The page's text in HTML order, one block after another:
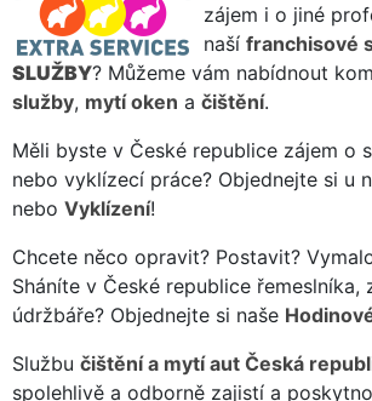
zájem i o jiné
naší franchisové
SLUŽBY? Můžeme vám nabídnout
služby, mytí oken a čištění.
Měli byste v České republice zájem o
nebo vyklízecí práce? Objednejte si u
nebo Vyklízení!
Chcete něco opravit? Postavit?
Sháníte v České republice řemeslníka,
údržbáře? Objednejte si naše
Službu čištění a mytí aut Česká
spolehlivě a odborně zajistí a